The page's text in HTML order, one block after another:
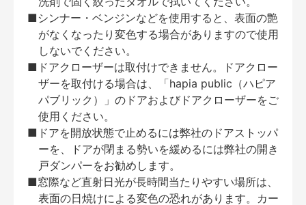
■シンナー・ベンジンなどを使用すると、表面の艶
がなくなったり変色する場合がありますので使用
しないでください。
■ドアクローザーは取付けできません。ドアクロー
ザーを取付ける場合は、「hapia public（ハピア
パブリック）」のドアおよびドアクローザーをご
使用ください。
■ドアを開放状態で止めるには弊社のドアストッパ
ーを、ドアが閉まる勢いを緩めるには弊社の開き
戸ダンパーをお勧めします。
■窓際など直射日光が長時間当たりやすい場所は、
表面の日焼けによる変色の恐れがあります。カー